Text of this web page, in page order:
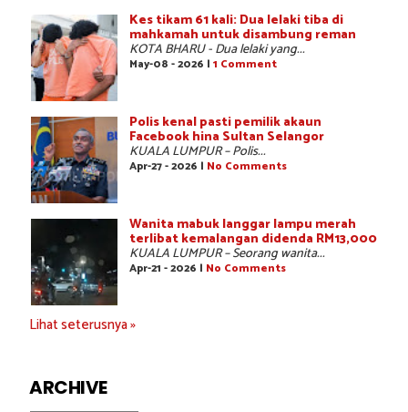
Kes tikam 61 kali: Dua lelaki tiba di
mahkamah untuk disambung reman
KOTA BHARU - Dua lelaki yang...
May-08 - 2026 | 1 Comment
Polis kenal pasti pemilik akaun
Facebook hina Sultan Selangor
KUALA LUMPUR – Polis...
Apr-27 - 2026 | No Comments
Wanita mabuk langgar lampu merah
terlibat kemalangan didenda RM13,000
KUALA LUMPUR – Seorang wanita...
Apr-21 - 2026 | No Comments
Lihat seterusnya »
ARCHIVE